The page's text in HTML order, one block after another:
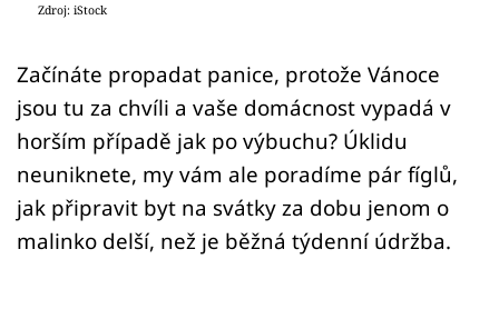
Zdroj: iStock
Začínáte propadat panice, protože Vánoce
jsou tu za chvíli a vaše domácnost vypadá v
horším případě jak po výbuchu? Úklidu
neuniknete, my vám ale poradíme pár fíglů,
jak připravit byt na svátky za dobu jenom o
malinko delší, než je běžná týdenní údržba.